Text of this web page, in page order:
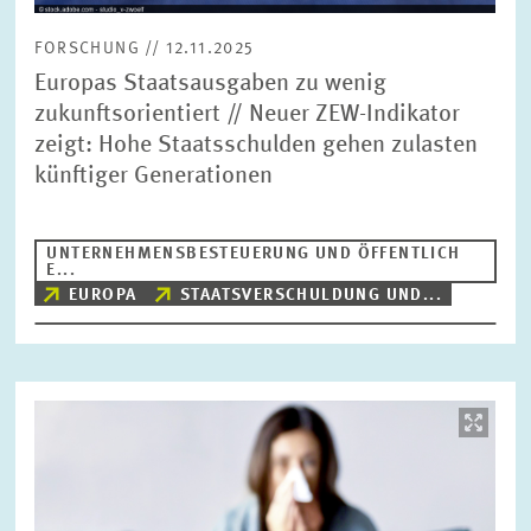
FORSCHUNG // 12.11.2025
Europas Staatsausgaben zu wenig
zukunftsorientiert // Neuer ZEW-Indikator
zeigt: Hohe Staatsschulden gehen zulasten
künftiger Generationen
UNTERNEHMENSBESTEUERUNG UND ÖFFENTLICH
E...
EUROPA
STAATSVERSCHULDUNG UND...